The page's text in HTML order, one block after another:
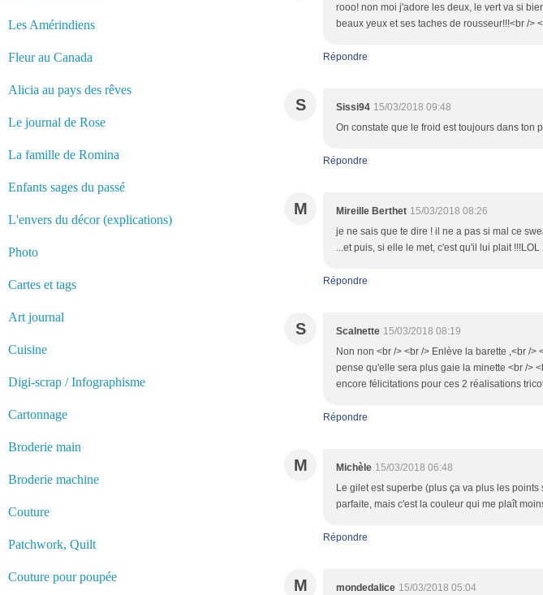
Les Amérindiens
Fleur au Canada
Alicia au pays des rêves
Le journal de Rose
La famille de Romina
Enfants sages du passé
L'envers du décor (explications)
Photo
Cartes et tags
Art journal
Cuisine
Digi-scrap / Infographisme
Cartonnage
Broderie main
Broderie machine
Couture
Patchwork, Quilt
Couture pour poupée
rooo! non moi j'adore les deux, le vert va si
beaux yeux et ses taches de rousseur!!!<br />
Répondre
S Sissi94 15/03/2018 09:48
On constate que le froid est toujours dans ton
Répondre
M Mireille Berthet 15/03/2018 08:26
je ne sais que te dire ! il ne a pas si mal ce
...et puis, si elle le met, c'est qu'il lui plait
Répondre
S Scalnette 15/03/2018 08:19
Non non <br /> <br /> Enlève la barette ,<br /
pense qu'elle sera plus gaie la minette <br />
encore félicitations pour ces 2 réalisations
Répondre
M Michèle 15/03/2018 06:48
Le gilet est superbe (plus ça va plus les
parfaite, mais c'est la couleur qui me plaît
Répondre
M mondedalice 15/03/2018 05:04